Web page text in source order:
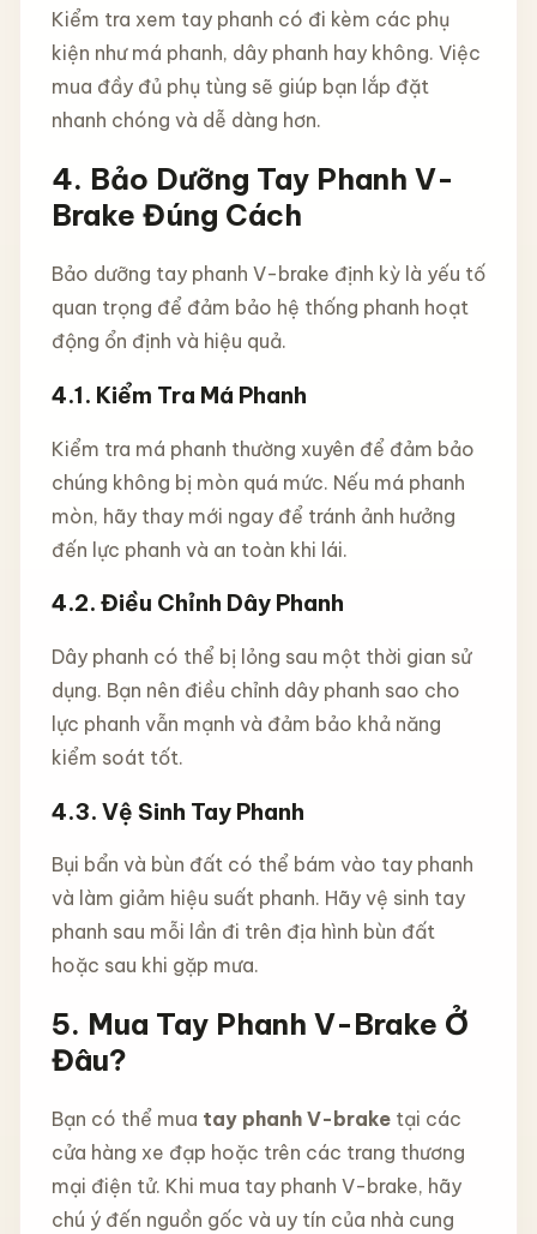
Kiểm tra xem tay phanh có đi kèm các phụ
kiện như má phanh, dây phanh hay không. Việc
mua đầy đủ phụ tùng sẽ giúp bạn lắp đặt
nhanh chóng và dễ dàng hơn.
4. Bảo Dưỡng Tay Phanh V-
Brake Đúng Cách
Bảo dưỡng tay phanh V-brake định kỳ là yếu tố
quan trọng để đảm bảo hệ thống phanh hoạt
động ổn định và hiệu quả.
4.1. Kiểm Tra Má Phanh
Kiểm tra má phanh thường xuyên để đảm bảo
chúng không bị mòn quá mức. Nếu má phanh
mòn, hãy thay mới ngay để tránh ảnh hưởng
đến lực phanh và an toàn khi lái.
4.2. Điều Chỉnh Dây Phanh
Dây phanh có thể bị lỏng sau một thời gian sử
dụng. Bạn nên điều chỉnh dây phanh sao cho
lực phanh vẫn mạnh và đảm bảo khả năng
kiểm soát tốt.
4.3. Vệ Sinh Tay Phanh
Bụi bẩn và bùn đất có thể bám vào tay phanh
và làm giảm hiệu suất phanh. Hãy vệ sinh tay
phanh sau mỗi lần đi trên địa hình bùn đất
hoặc sau khi gặp mưa.
5. Mua Tay Phanh V-Brake Ở
Đâu?
Bạn có thể mua tay phanh V-braketại các
cửa hàng xe đạp hoặc trên các trang thương
mại điện tử. Khi mua tay phanh V-brake, hãy
chú ý đến nguồn gốc và uy tín của nhà cung